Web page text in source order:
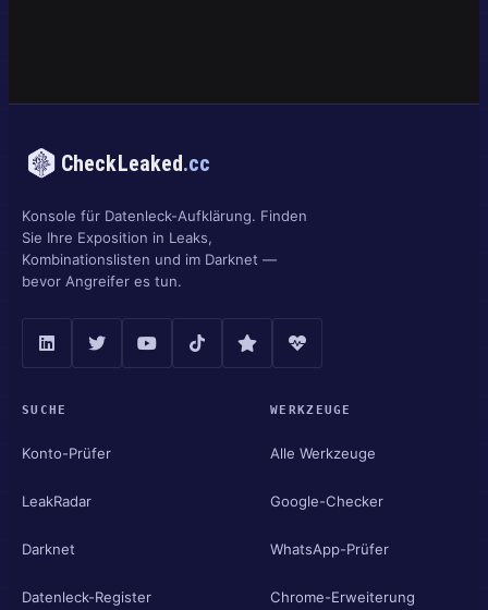
CheckLeaked.cc
Konsole für Datenleck-Aufklärung. Finden
Sie Ihre Exposition in Leaks,
Kombinationslisten und im Darknet —
bevor Angreifer es tun.
SUCHE
Konto-Prüfer
LeakRadar
Darknet
Datenleck-Register
WERKZEUGE
Alle Werkzeuge
Google-Checker
WhatsApp-Prüfer
Chrome-Erweiterung